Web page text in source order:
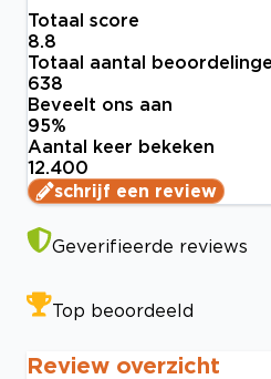
Totaal score
8.8
Totaal aantal
638
Beveelt ons aan
95%
Aantal keer bekeken
12.400
schrijf een review
Geverifieerde reviews
Top beoordeeld
Review overzicht